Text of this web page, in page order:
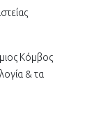
Κόμβος
& τα